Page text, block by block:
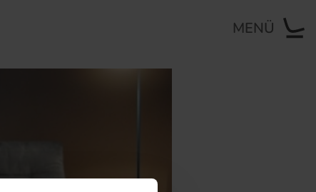
MENÜ